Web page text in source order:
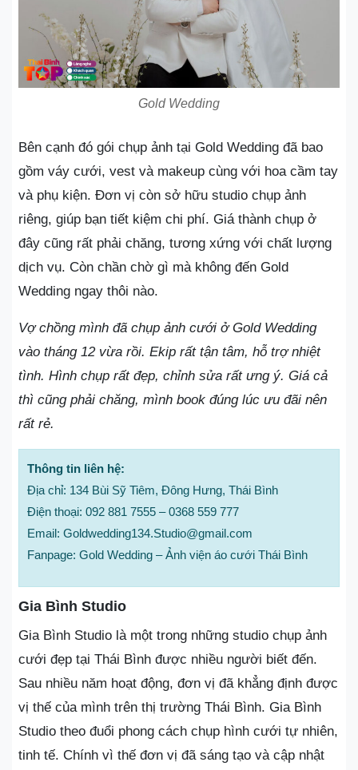
Gold Wedding
Bên cạnh đó gói chụp ảnh tại Gold Wedding đã bao
gồm váy cưới, vest và makeup cùng với hoa cầm tay
và phụ kiện. Đơn vị còn sở hữu studio chụp ảnh
riêng, giúp bạn tiết kiệm chi phí. Giá thành chụp ở
đây cũng rất phải chăng, tương xứng với chất lượng
dịch vụ. Còn chần chờ gì mà không đến Gold
Wedding ngay thôi nào.
Vợ chồng mình đã chụp ảnh cưới ở Gold Wedding
vào tháng 12 vừa rồi. Ekip rất tận tâm, hỗ trợ nhiệt
tình. Hình chụp rất đẹp, chỉnh sửa rất ưng ý. Giá cả
thì cũng phải chăng, mình book đúng lúc ưu đãi nên
rất rẻ.
Thông tin liên hệ:
Địa chỉ: 134 Bùi Sỹ Tiêm, Đông Hưng, Thái Bình
Điện thoại: 092 881 7555 – 0368 559 777
Email: Goldwedding134.Studio@gmail.com
Fanpage: Gold Wedding – Ảnh viện áo cưới Thái Bình
Gia Bình Studio
Gia Bình Studio là một trong những studio chụp ảnh
cưới đẹp tại Thái Bình được nhiều người biết đến.
Sau nhiều năm hoạt động, đơn vị đã khẳng định được
vị thế của mình trên thị trường Thái Bình. Gia Bình
Studio theo đuổi phong cách chụp hình cưới tự nhiên,
tinh tế. Chính vì thế đơn vị đã sáng tạo và cập nhật